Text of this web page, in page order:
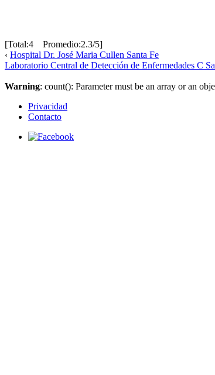
[Total:4 Promedio:2.3/5]
‹ Hospital Dr. José Maria Cullen Santa Fe
Laboratorio Central de Detección de Enfermedades C
Warning: count(): Parameter must be an array or an
Privacidad
Contacto